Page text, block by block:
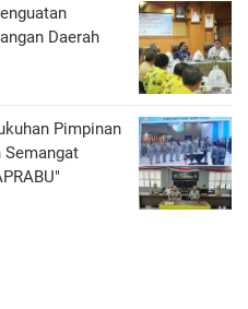
Daerah
Pimpinan
Semangat